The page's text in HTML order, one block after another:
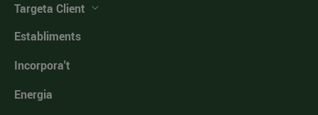
Targeta Client
Establiments
Incorpora't
Energia